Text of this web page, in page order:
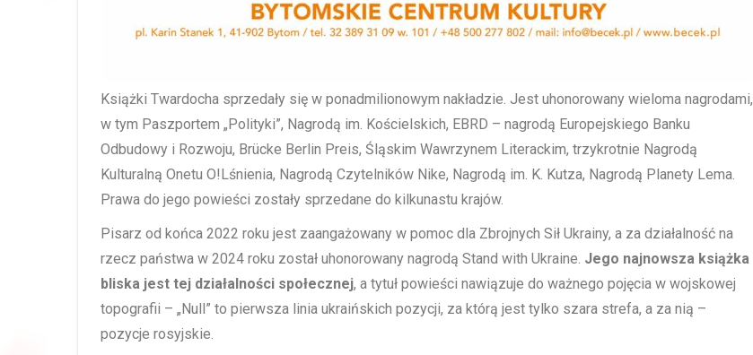
Książki Twardocha sprzedały się w ponadmilionowym nakładzie. Jest uhonorowany wieloma nagrodami,
w tym Paszportem „Polityki”, Nagrodą im. Kościelskich, EBRD – nagrodą Europejskiego Banku
Odbudowy i Rozwoju, Brücke Berlin Preis, Śląskim Wawrzynem Literackim, trzykrotnie Nagrodą
Kulturalną Onetu O!Lśnienia, Nagrodą Czytelników Nike, Nagrodą im. K. Kutza, Nagrodą Planety Lema.
Prawa do jego powieści zostały sprzedane do kilkunastu krajów.
Pisarz od końca 2022 roku jest zaangażowany w pomoc dla Zbrojnych Sił Ukrainy, a za działalność na
rzecz państwa w 2024 roku został uhonorowany nagrodą Stand with Ukraine. Jego najnowsza książka
bliska jest tej działalności społecznej, a tytuł powieści nawiązuje do ważnego pojęcia w wojskowej
topografii – „Null” to pierwsza linia ukraińskich pozycji, za którą jest tylko szara strefa, a za nią –
pozycje rosyjskie.